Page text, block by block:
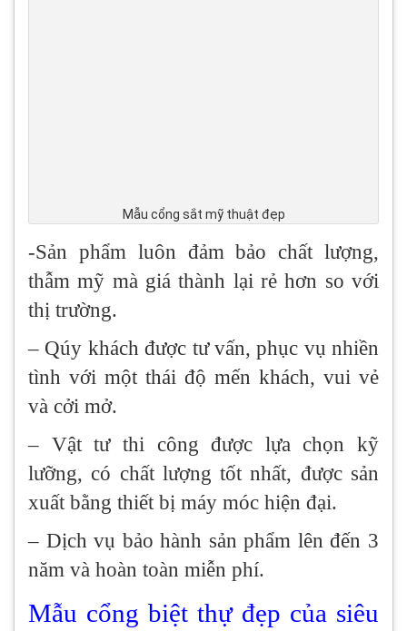
Mẫu cổng sắt mỹ thuật đẹp
-Sản phẩm luôn đảm bảo chất lượng,
thẫm mỹ mà giá thành lại rẻ hơn so với
thị trường.
– Qúy khách được tư vấn, phục vụ nhiền
tình với một thái độ mến khách, vui vẻ
và cởi mở.
– Vật tư thi công được lựa chọn kỹ
lưỡng, có chất lượng tốt nhất, được sản
xuất bằng thiết bị máy móc hiện đại.
– Dịch vụ bảo hành sản phẩm lên đến 3
năm và hoàn toàn miễn phí.
Mẫu cổng biệt thự đẹp của siêu